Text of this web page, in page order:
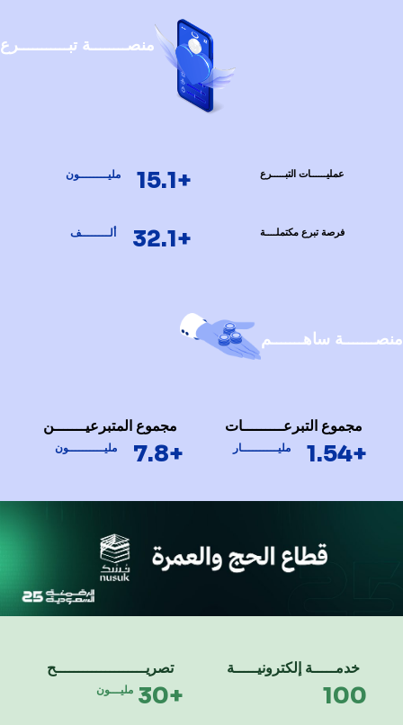
منصــــــــة تبـــــــــــرع
عمليــــــات التبـــــرع +15.1 مليــــــــون
فرصة تبرع مكتملــــة +32.1 ألــــــــف
منصـــــــة ساهـــــــم
مجموع التبرعـــــــــات
+1.54 مليــــــــــار
مجموع المتبرعيـــــــن
+7.8 مليــــــــــون
خدمـــــة إلكترونيـــــة
100
تصريــــــــــــــــــــح
+30 مليـــون